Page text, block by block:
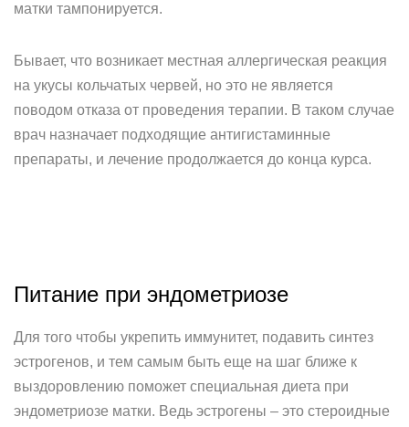
матки тампонируется.
Бывает, что возникает местная аллергическая реакция
на укусы кольчатых червей, но это не является
поводом отказа от проведения терапии. В таком случае
врач назначает подходящие антигистаминные
препараты, и лечение продолжается до конца курса.
Питание при эндометриозе
Для того чтобы укрепить иммунитет, подавить синтез
эстрогенов, и тем самым быть еще на шаг ближе к
выздоровлению поможет специальная диета при
эндометриозе матки. Ведь эстрогены – это стероидные